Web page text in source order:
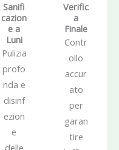
Sanifi
cazion
e a
Luni
Pulizia
profo
nda e
disinf
ezion
e
Verific
a
Finale
Contr
ollo
accur
ato
per
garan
tire